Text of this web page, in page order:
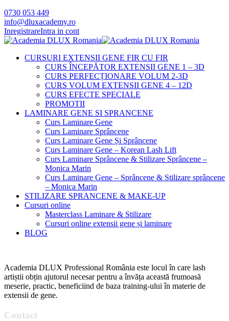
0730 053 449
info@dluxacademy.ro
InregistrareIntra in cont
CURSURI EXTENSII GENE FIR CU FIR
CURS ÎNCEPĂTOR EXTENSII GENE 1 – 3D
CURS PERFECȚIONARE VOLUM 2-3D
CURS VOLUM EXTENSII GENE 4 – 12D
CURS EFECTE SPECIALE
PROMOTII
LAMINARE GENE SI SPRANCENE
Curs Laminare Gene
Curs Laminare Sprâncene
Curs Laminare Gene Și Sprâncene
Curs Laminare Gene – Korean Lash Lift
Curs Laminare Sprâncene & Stilizare Sprâncene –
Monica Marin
Curs Laminare Gene – Sprâncene & Stilizare sprâncene
– Monica Marin
STILIZARE SPRANCENE & MAKE-UP
Cursuri online
Masterclass Laminare & Stilizare
Cursuri online extensii gene și laminare
BLOG
Academia DLUX Professional România este locul în care lash
artiștii obțin ajutorul necesar pentru a învăța această frumoasă
meserie, practic, beneficiind de baza training-ului în materie de
extensii de gene.
Contact